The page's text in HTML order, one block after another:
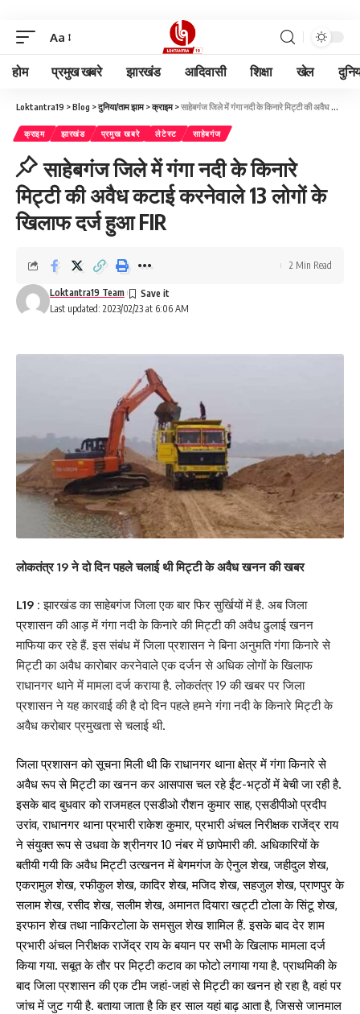
Aa
होम प्रमुख खबरे झारखंड आदिवासी शिक्षा खेल
Loktantra19 >Blog >दुनिया/ताम झाम>क्राइम>साहेबगंज जिले में गंगा नदी के किनारे मिट्टी की अवैध कटाई करनेवाले 13 लोगों के खिलाफ दर्ज हुआ FIR
क्राइम झारखंड प्रमुख खबरे लेटेस्ट साहेबगंज
साहेबगंज जिले में गंगा नदी के किनारे
मिट्टी की अवैध कटाई करनेवाले 13 लोगों के
खिलाफ दर्ज हुआ FIR
Last updated: 2023/02/23 at 6:06 AM
Loktantra19 Team
2 Min Read
लोकतंत्र 19 ने दो दिन पहले चलाई थी मिट्टी के अवैध खनन की खबर
L19 : झारखंड का साहेबगंज जिला एक बार फिर सुर्खियों में है. अब जिला
प्रशासन की आड़ में गंगा नदी के किनारे की मिट्टी की अवैध ढुलाई खनन
माफिया कर रहे हैं. इस संबंध में जिला प्रशासन ने बिना अनुमति गंगा किनारे से
मिट्टी का अवैध कारोबार करनेवाले एक दर्जन से अधिक लोगों के खिलाफ
राधानगर थाने में मामला दर्ज कराया है. लोकतंत्र 19 की खबर पर जिला
प्रशासन ने यह कारवाई की है दो दिन पहले हमने गंगा नदी के किनारे मिट्टी के
अवैध करोबार प्रमुखता से चलाई थी.
जिला प्रशासन को सूचना मिली थी कि राधानगर थाना क्षेत्र में गंगा किनारे से
अवैध रूप से मिट्टी का खनन कर आसपास चल रहे ईंट-भट्ठों में बेची जा रही है.
इसके बाद बुधवार को राजमहल एसडीओ रौशन कुमार साह, एसडीपीओ प्रदीप
उरांव, राधानगर थाना प्रभारी राकेश कुमार, प्रभारी अंचल निरीक्षक राजेंद्र राय
ने संयुक्त रूप से उधवा के श्रीनगर 10 नंबर में छापेमारी की. अधिकारियों के
बतीयी गयी कि अवैध मिट्टी उत्खनन में बेगमगंज के ऐनुल शेख, जहीदुल शेख,
एकरामुल शेख, रफीकुल शेख, कादिर शेख, मजिद शेख, सहजुल शेख, प्राणपुर के
सलाम शेख, रसीद शेख, सलीम शेख, अमानत दियारा खट्टी टोला के सिंटू शेख,
इरफान शेख तथा नाकिरटोला के समसुल शेख शामिल हैं. इसके बाद देर शाम
प्रभारी अंचल निरीक्षक राजेंद्र राय के बयान पर सभी के खिलाफ मामला दर्ज
किया गया. सबूत के तौर पर मिट्टी कटाव का फोटो लगाया गया है. प्राथमिकी के
बाद जिला प्रशासन की एक टीम जहां-जहां से मिट्टी का खनन हो रहा है, वहां पर
जांच में जुट गयी है. बताया जाता है कि हर साल यहां बाढ़ आता है, जिससे जानमाल